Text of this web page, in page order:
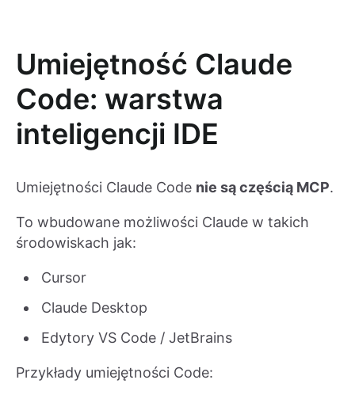
Umiejętność Claude
Code: warstwa
inteligencji IDE
Umiejętności Claude Code nie są częścią MCP.
To wbudowane możliwości Claude w takich
środowiskach jak:
Cursor
Claude Desktop
Edytory VS Code / JetBrains
Przykłady umiejętności Code: